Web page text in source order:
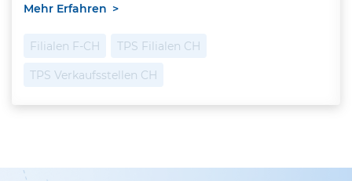
Mehr Erfahren
Filialen F-CH TPS Filialen CH
TPS Verkaufsstellen CH